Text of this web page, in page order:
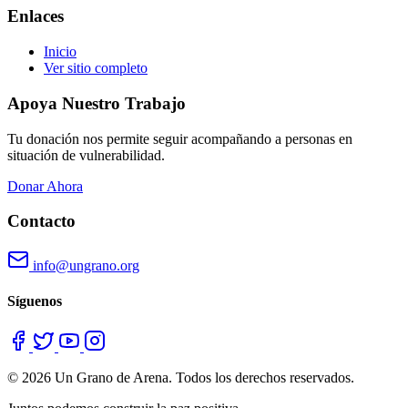
Enlaces
Inicio
Ver sitio completo
Apoya Nuestro Trabajo
Tu donación nos permite seguir acompañando a personas en
situación de vulnerabilidad.
Donar Ahora
Contacto
info@ungrano.org
Síguenos
© 2026 Un Grano de Arena. Todos los derechos reservados.